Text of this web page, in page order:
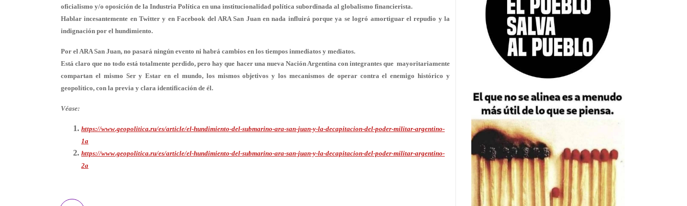
oficialismo y/o oposición de la Industria Política en una institucionalidad política subordinada al globalismo financierista.
Hablar incesantemente en Twitter y en Facebook del ARA San Juan en nada influirá porque ya se logró amortiguar el repudio y la
indignación por el hundimiento.
Por el ARA San Juan, no pasará ningún evento ni habrá cambios en los tiempos inmediatos y mediatos.
Está claro que no todo está totalmente perdido, pero hay que hacer una nueva Nación Argentina con integrantes que mayoritariamente
compartan el mismo Ser y Estar en el mundo, los mismos objetivos y los mecanismos de operar contra el enemigo histórico y
geopolítico, con la previa y clara identificación de él.
Véase:
https://www.geopolitica.ru/es/article/el-hundimiento-del-submarino-ara-san-juan-y-la-decapitacion-del-poder-militar-argentino-
1a
https://www.geopolitica.ru/es/article/el-hundimiento-del-submarino-ara-san-juan-y-la-decapitacion-del-poder-militar-argentino-
2a